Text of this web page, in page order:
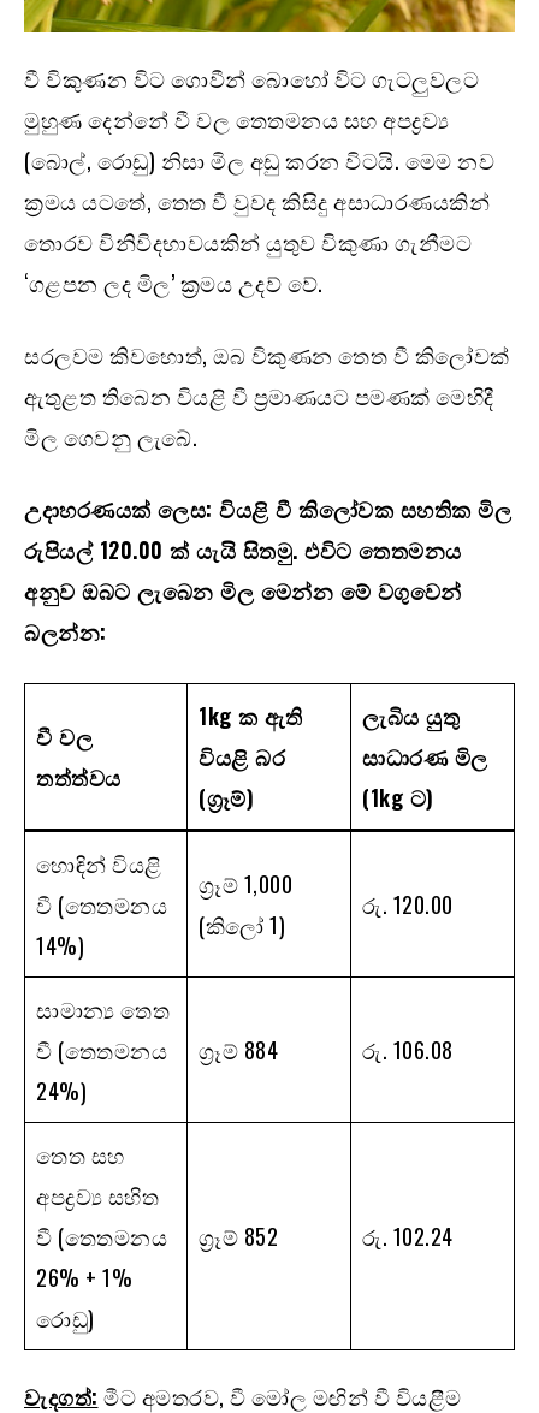
වී විකුණන විට ගොවීන් බොහෝ විට ගැටලුවලට
මුහුණ දෙන්නේ වී වල තෙතමනය සහ අපද්‍රව්‍ය
(බොල්, රොඩු) නිසා මිල අඩු කරන විටයි. මෙම නව
ක්‍රමය යටතේ, තෙත වී වුවද කිසිදු අසාධාරණයකින්
තොරව විනිවිදභාවයකින් යුතුව විකුණා ගැනීමට
‘ගළපන ලද මිල’ ක්‍රමය උදව් වේ.
සරලවම කිවහොත්, ඔබ විකුණන තෙත වී කිලෝවක්
ඇතුළත තිබෙන වියළි වී ප්‍රමාණයට පමණක් මෙහිදී
මිල ගෙවනු ලැබේ.
උදාහරණයක් ලෙස: වියළි වී කිලෝවක සහතික මිල
රුපියල් 120.00 ක් යැයි සිතමු. එවිට තෙතමනය
අනුව ඔබට ලැබෙන මිල මෙන්න මේ වගුවෙන්
බලන්න:
වී වල
තත්ත්වය
1kg ක ඇති
වියළි බර
(ග්‍රෑම්)
ලැබිය යුතු
සාධාරණ මිල
(1kg ට)
හොඳින් වියළි
වී (තෙතමනය
14%)
ග්‍රෑම් 1,000
(කිලෝ 1)
රු. 120.00
සාමාන්‍ය තෙත
වී (තෙතමනය
24%)
ග්‍රෑම් 884 රු. 106.08
තෙත සහ
අපද්‍රව්‍ය සහිත
වී (තෙතමනය
26% + 1%
රොඩු)
ග්‍රෑම් 852 රු. 102.24
වැදගත්: මීට අමතරව, වී මෝල මඟින් වී වියළීම